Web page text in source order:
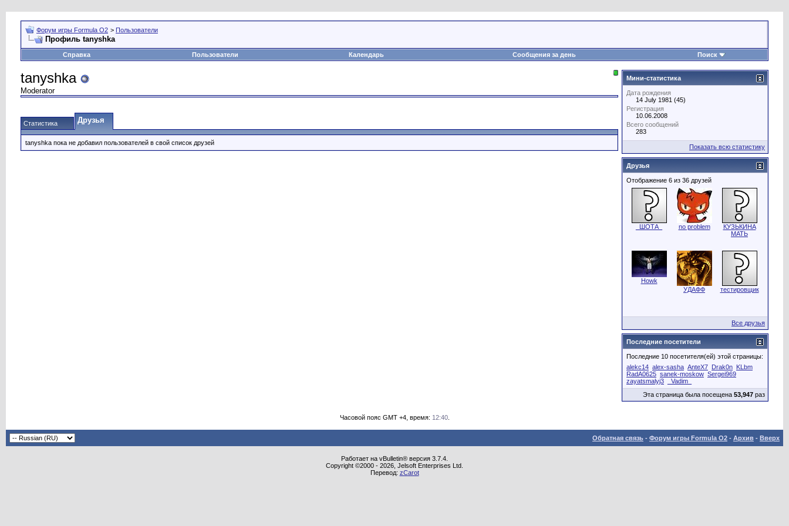
Форум игры Formula O2 > Пользователи
Профиль tanyshka
Справка Пользователи Календарь Сообщения за день Поиск
tanyshka
Moderator
Статистика Друзья
tanyshka пока не добавил пользователей в свой список друзей
Мини-статистика
Дата рождения
14 July 1981 (45)
Регистрация
10.06.2008
Всего сообщений
283
Показать всю статистику
Друзья
Отображение 6 из 36 друзей
_ШОТА_ no problem
КУЗЬКИНА
МАТЬ
Howk
УДАФФ
тестировщик
Все друзья
Последние посетители
Последние 10 посетителя(ей) этой страницы:
alekc14 alex-sasha AnteX7 Drak0n KLbm
RadA0625 sanek-moskow Sergei969
zayatsmalyj3
_Vadim_
Эта страница была посещена 53,947 раз
Часовой пояс GMT +4, время: 12:40.
Обратная связь - Форум игры Formula O2 - Архив - Вверх
Работает на vBulletin® версия 3.7.4.
Copyright ©2000 - 2026, Jelsoft Enterprises Ltd.
Перевод: zCarot